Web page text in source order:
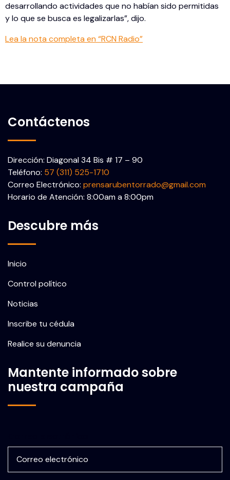
desarrollando actividades que no habían sido permitidas
y lo que se busca es legalizarlas”, dijo.
Lea la nota completa en “RCN Radio”
Contáctenos
Dirección: Diagonal 34 Bis # 17 – 90
Teléfono: 57 (311) 525-1710
Correo Electrónico: prensarubentorrado@gmail.com
Horario de Atención: 8:00am a 8:00pm
Descubre más
Inicio
Control político
Noticias
Inscribe tu cédula
Realice su denuncia
Mantente informado sobre
nuestra campaña